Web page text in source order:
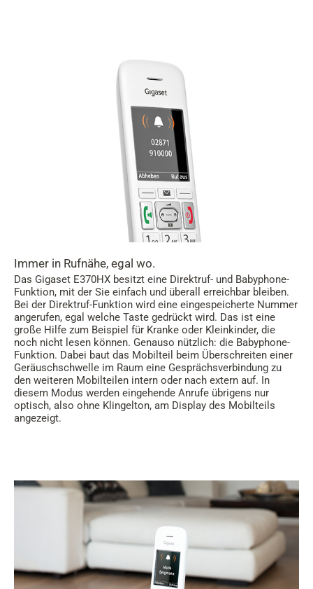
Immer in Rufnähe, egal wo.
Das Gigaset E370HX besitzt eine Direktruf- und Babyphone-
Funktion, mit der Sie einfach und überall erreichbar bleiben.
Bei der Direktruf-Funktion wird eine eingespeicherte Nummer
angerufen, egal welche Taste gedrückt wird. Das ist eine
große Hilfe zum Beispiel für Kranke oder Kleinkinder, die
noch nicht lesen können. Genauso nützlich: die Babyphone-
Funktion. Dabei baut das Mobilteil beim Überschreiten einer
Geräuschschwelle im Raum eine Gesprächsverbindung zu
den weiteren Mobilteilen intern oder nach extern auf. In
diesem Modus werden eingehende Anrufe übrigens nur
optisch, also ohne Klingelton, am Display des Mobilteils
angezeigt.